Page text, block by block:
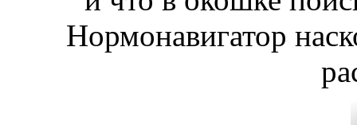
Нормонавигатор